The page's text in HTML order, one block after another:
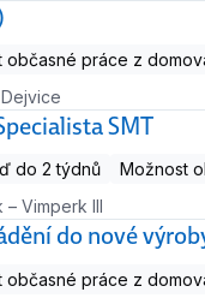
občasné práce z
SMT
do 2 týdnů
Možnost
– Vimperk III
do nové
občasné práce z